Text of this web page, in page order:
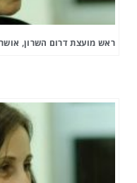
ראש מועצת דרום השרון,